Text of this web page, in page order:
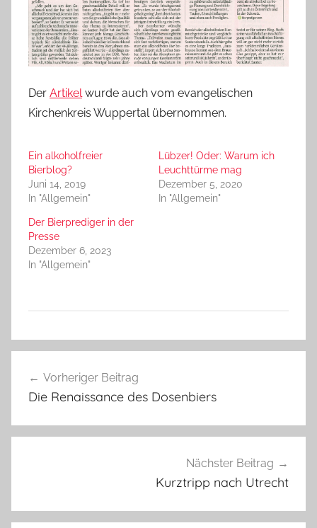
Der Artikelwurde auch vom evangelischen
Kirchenkreis Wuppertal übernommen.
Ein alkoholfreier
Bierblog?
Juni 14, 2019
In "Allgemein"
Lübzer! Oder: Warum ich
Leuchttürme mag
Dezember 5, 2020
In "Allgemein"
Der Bierprediger in der
Presse
Dezember 6, 2023
In "Allgemein"
A
e
Vorheriger Beitrag
Die Renaissance des Dosenbiers
Nächster Beitrag
Kurztripp nach Utrecht